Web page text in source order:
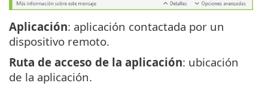
Aplicación: aplicación contactada por un
dispositivo remoto.
Ruta de acceso de la aplicación: ubicación
de la aplicación.